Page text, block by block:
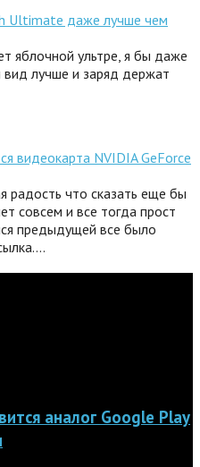
Ultimate даже лучше чем
яблочной ультре, я бы даже
вид лучше и заряд держат
видеокарта NVIDIA GeForce
радость что сказать еще бы
совсем и все тогда прост
предыдущей все было
аналог Google Play